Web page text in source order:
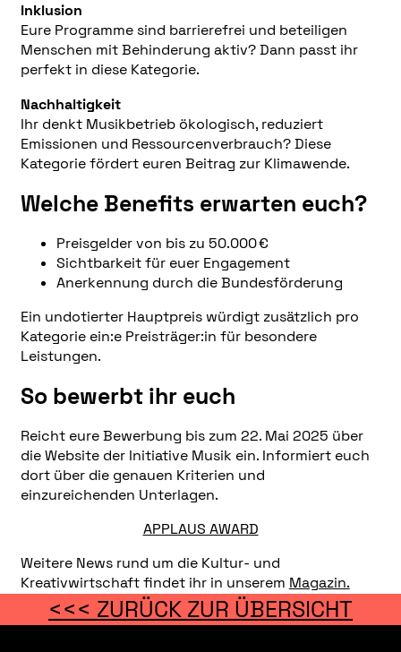
Inklusion
Eure Programme sind barrierefrei und beteiligen
Menschen mit Behinderung aktiv? Dann passt ihr
perfekt in diese Kategorie.
Nachhaltigkeit
Ihr denkt Musikbetrieb ökologisch, reduziert
Emissionen und Ressourcenverbrauch? Diese
Kategorie fördert euren Beitrag zur Klimawende.
Welche Benefits erwarten euch?
Preisgelder von bis zu 50.000 €
Sichtbarkeit für euer Engagement
Anerkennung durch die Bundesförderung
Ein undotierter Hauptpreis würdigt zusätzlich pro
Kategorie ein:e Preisträger:in für besondere
Leistungen.
So bewerbt ihr euch
Reicht eure Bewerbung bis zum 22. Mai 2025 über
die Website der Initiative Musik ein. Informiert euch
dort über die genauen Kriterien und
einzureichenden Unterlagen.
APPLAUS AWARD
Weitere News rund um die Kultur- und
Kreativwirtschaft findet ihr in unserem Magazin.
<<< ZURÜCK ZUR ÜBERSICHT